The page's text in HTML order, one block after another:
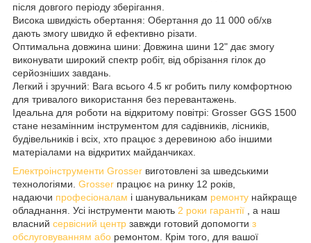
після довгого періоду зберігання.
Висока швидкість обертання: Обертання до 11 000 об/хв
дають змогу швидко й ефективно різати.
Оптимальна довжина шини: Довжина шини 12" дає змогу
виконувати широкий спектр робіт, від обрізання гілок до
серйозніших завдань.
Легкий і зручний: Вага всього 4.5 кг робить пилу комфортною
для тривалого використання без перевантажень.
Ідеальна для роботи на відкритому повітрі: Grosser GGS 1500
стане незамінним інструментом для садівників, лісників,
будівельників і всіх, хто працює з деревиною або іншими
матеріалами на відкритих майданчиках.
Електроінструменти Grosser виготовлені за шведськими
технологіями. Grosser працює на ринку 12 років,
надаючи професіоналам і шанувальникам ремонту найкраще
обладнання. Усі інструменти мають 2 роки гарантії , а наш
власний сервісний центр завжди готовий допомогти з
обслуговуванням або ремонтом. Крім того, для вашої